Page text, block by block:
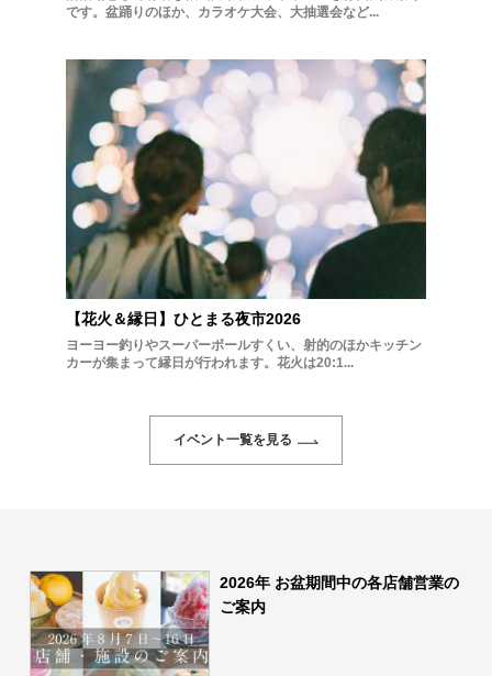
です。盆踊りのほか、カラオケ大会、大抽選会など...
【花火＆縁日】ひとまる夜市2026
ヨーヨー釣りやスーパーボールすくい、射的のほかキッチン
カーが集まって縁日が行われます。花火は20:1...
イベント一覧を見る
2026年 お盆期間中の各店舗営業の
ご案内